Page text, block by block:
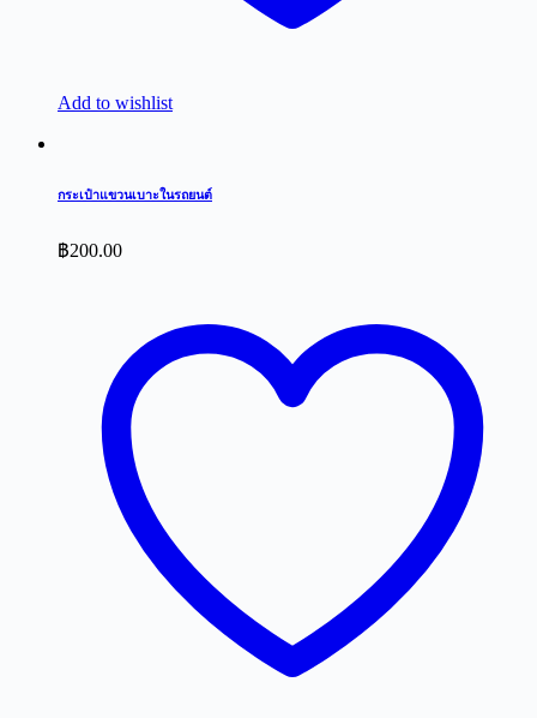
Add to wishlist
กระเป๋าแขวนเบาะในรถยนต์
฿200.00